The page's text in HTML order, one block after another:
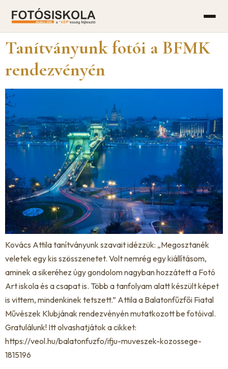
Tanítványunk fotói a BFMK
rendezvényén
Kovács Attila tanítványunk szavait idézzük: „Megosztanék
veletek egy kis szösszenetet. Volt nemrég egy kiállításom,
aminek a sikeréhez úgy gondolom nagyban hozzátett a Fotó
Art iskola és a csapat is. Több a tanfolyam alatt készült képet
is vittem, mindenkinek tetszett.” Attila a Balatonfűzfői Fiatal
Művészek Klubjának rendezvényén mutatkozott be fotóival.
Gratulálunk! Itt olvashatjátok a cikket:
https://veol.hu/balatonfuzfo/ifju-muveszek-kozossege-
1815196